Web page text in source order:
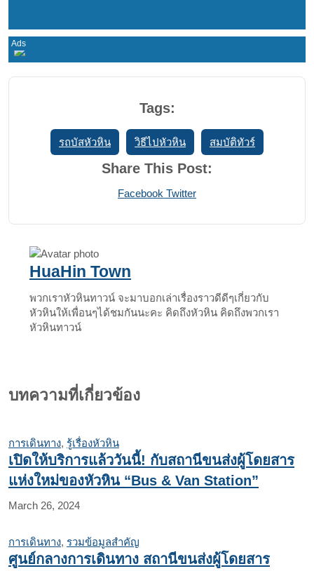
Tags:
รถบัสหัวหิน วิธีไปหัวหิน สมบัติทัวร์
Share This Post:
Facebook TwitterPrint
Share
Email
HuaHin Town
พวกเราหัวหินทาวน์ จะมาบอกเล่าเรื่องราวดีดีๆเกี่ยวกับ
หัวหินให้เพื่อนๆได้ชมกันนะคะ คิดถึงหัวหิน คิดถึงพวกเรา
หัวหินทาวน์
บทความที่เกี่ยวข้อง
การเดินทาง, รู้เรื่องหัวหิน
เปิดให้บริการแล้ววันนี้! กับสถานีขนส่งผู้โดยสาร
แห่งใหม่ของหัวหิน “Bus & Van Station”
March 26, 2024
การเดินทาง, รวมข้อมูลสำคัญ
ศูนย์กลางการเดินทาง สถานีขนส่งผู้โดยสาร